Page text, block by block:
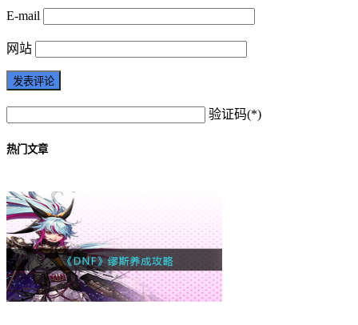
E-mail
网站
验证码(*)
热门文章